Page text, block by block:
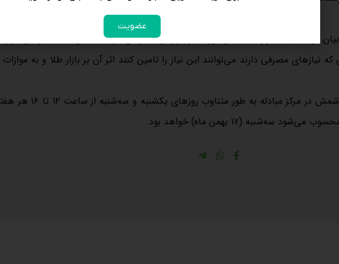
کرد: طبیعتا بازار طلا همان‌طور که از بازار ارز تاثیر می‌گیرد به همان نسبت بر این بازار
مصرفی دارند می‌توانند این نیاز را تامین کنند اثر آن بر بازار طلا و به موازات
سخنگوی مرکز مبادله ارز و طلا بیان کرد: حراج شمش در مرکز
(۱۷ بهمن ماه) خواهد بود.
عضویت